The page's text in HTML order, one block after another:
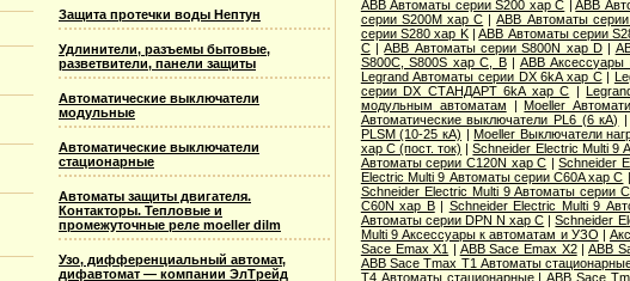
Защита протечки воды Нептун
Удлинители, разъемы бытовые,
разветвители, панели защиты
Автоматические выключатели
модульные
Автоматические выключатели
стационарные
Автоматы защиты двигателя.
Контакторы. Тепловые и
промежуточные реле moeller dilm
Узо, дифференциальный автомат,
дифавтомат — компании ЭлТрейд
ABB Автоматы серии S200 хар C |ABB
серии S200M хар С |ABB Автоматы
серии S280 хар K|ABB Автоматы серии
С|ABB Автоматы серии S800N хар D |
S800C, S800S хар С, B| ABB
Legrand Автоматы серии DX 6kA хар C|
серии DX СТАНДАРТ 6kA хар C |
модульным автоматам |Moeller
Автоматические выключатели PL6 (6 кА) |
PLSM (10-25 кА) |Moeller Выключатели
хар C (пост. ток) |Schneider Electric Multi 9
Автоматы серии C120N хар C |Schneider
Electric Multi 9 Автоматы серии C60A хар C |
Schneider Electric Multi 9 Автоматы серии
C60N хар B| Schneider Electric Multi 9
Автоматы серии DPN N хар С |Schneider
Multi 9 Аксессуары к автоматам и УЗО |
Sace Emax X1 | ABB Sace Emax X2|ABB
ABB Sace Tmax T1 Автоматы
T4 Автоматы стационарные|ABB Sace